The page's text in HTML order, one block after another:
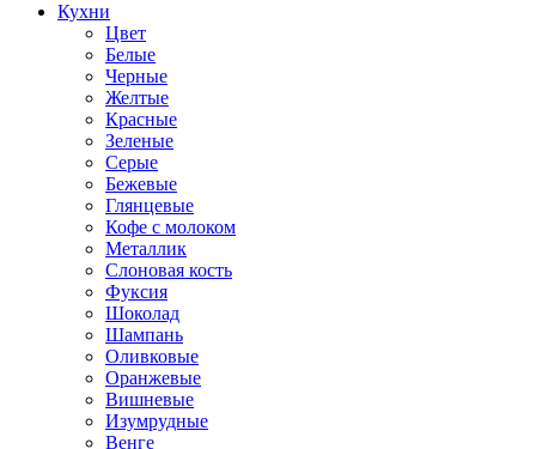
Кухни
Цвет
Белые
Черные
Желтые
Красные
Зеленые
Серые
Бежевые
Глянцевые
Кофе с молоком
Металлик
Слоновая кость
Фуксия
Шоколад
Шампань
Оливковые
Оранжевые
Вишневые
Изумрудные
Венге